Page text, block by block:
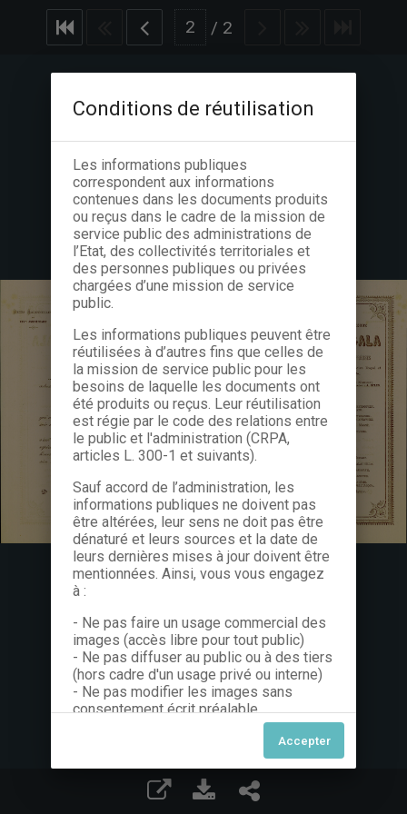
/ 2
Conditions de réutilisation
Les informations publiques
correspondent aux informations
contenues dans les documents produits
ou reçus dans le cadre de la mission de
service public des administrations de
l’Etat, des collectivités territoriales et
des personnes publiques ou privées
chargées d’une mission de service
public.
Les informations publiques peuvent être
réutilisées à d’autres fins que celles de
la mission de service public pour les
besoins de laquelle les documents ont
été produits ou reçus. Leur réutilisation
est régie par le code des relations entre
le public et l'administration (CRPA,
articles L. 300-1 et suivants).
Sauf accord de l’administration, les
informations publiques ne doivent pas
être altérées, leur sens ne doit pas être
dénaturé et leurs sources et la date de
leurs dernières mises à jour doivent être
mentionnées. Ainsi, vous vous engagez
à :
- Ne pas faire un usage commercial des
images (accès libre pour tout public)
- Ne pas diffuser au public ou à des tiers
(hors cadre d'un usage privé ou interne)
- Ne pas modifier les images sans
consentement écrit préalable
Dans le cas contraire, nous vous invitons
à nous contacter afin de solliciter le type
de Licence souhaitée parmi celles
proposées et le cas échéant, acquitter